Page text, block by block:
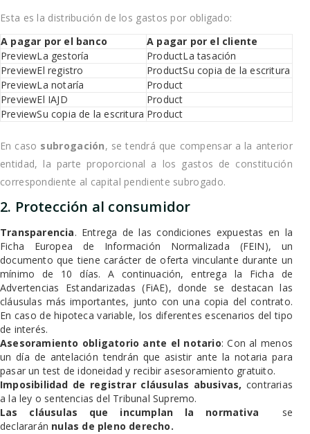
Esta es la distribución de los gastos por obligado:
A pagar por el banco
A pagar por el cliente
La gestoría
La tasación
El registro
Su copia de la escritura
La notaría
El IAJD
Su copia de la escritura
En caso subrogación, se tendrá que compensar a la anterior
entidad, la parte proporcional a los gastos de constitución
correspondiente al capital pendiente subrogado.
2. Protección al consumidor
Transparencia. Entrega de las condiciones expuestas en la
Ficha Europea de Información Normalizada (FEIN), un
documento que tiene carácter de oferta vinculante durante un
mínimo de 10 días. A continuación, entrega la Ficha de
Advertencias Estandarizadas (FiAE), donde se destacan las
cláusulas más importantes, junto con una copia del contrato.
En caso de hipoteca variable, los diferentes escenarios del tipo
de interés.
Asesoramiento obligatorio ante el notario: Con al menos
un día de antelación tendrán que asistir ante la notaria para
pasar un test de idoneidad y recibir asesoramiento gratuito.
Imposibilidad de registrar cláusulas abusivas, contrarias
a la ley o sentencias del Tribunal Supremo.
Las cláusulas que incumplan la normativa se
declararán nulas de pleno derecho.